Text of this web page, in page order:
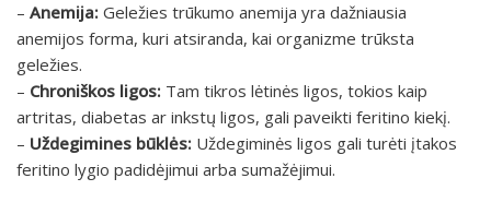
– Anemija: Geležies trūkumo anemija yra dažniausia
anemijos forma, kuri atsiranda, kai organizme trūksta
geležies.
– Chroniškos ligos: Tam tikros lėtinės ligos, tokios kaip
artritas, diabetas ar inkstų ligos, gali paveikti feritino kiekį.
– Uždegimines būklės: Uždegiminės ligos gali turėti įtakos
feritino lygio padidėjimui arba sumažėjimui.